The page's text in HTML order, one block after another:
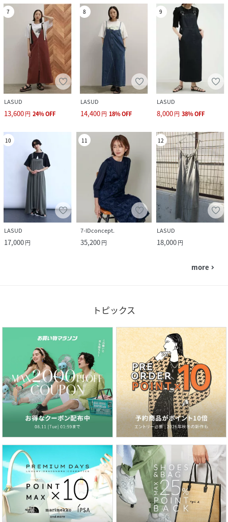
7
LASUD
13,600円 24%OFF
8
LASUD
14,400円 18%OFF
9
LASUD
8,000円 38%OFF
10
LASUD
17,000円
11
7-IDconcept.
35,200円
12
LASUD
18,000円
more navigate_next
トピックス